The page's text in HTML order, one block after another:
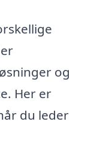
og
Her er
du leder